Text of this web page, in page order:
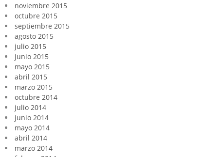
noviembre 2015
octubre 2015
septiembre 2015
agosto 2015
julio 2015
junio 2015
mayo 2015
abril 2015
marzo 2015
octubre 2014
julio 2014
junio 2014
mayo 2014
abril 2014
marzo 2014